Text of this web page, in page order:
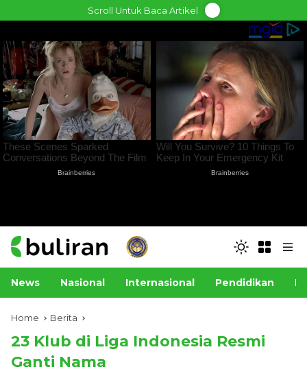
to
Scroll Untuk Baca Artikel
News Nasional Internasional Pendidikan
Home Berita
23 Klub di Liga Indonesia Resmi
Ganti Nama